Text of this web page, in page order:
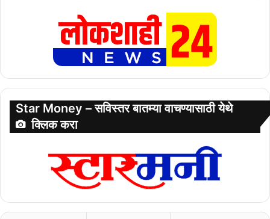
Star Money – सविस्तर बातम्या वाचण्यासाठी येथे
क्लिक करा